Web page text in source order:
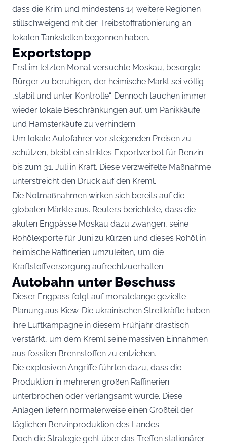
dass die Krim und mindestens 14 weitere Regionen
stillschweigend mit der Treibstoffrationierung an
lokalen Tankstellen begonnen haben.
Exportstopp
Erst im letzten Monat versuchte Moskau, besorgte
Bürger zu beruhigen, der heimische Markt sei völlig
„stabil und unter Kontrolle“. Dennoch tauchen immer
wieder lokale Beschränkungen auf, um Panikkäufe
und Hamsterkäufe zu verhindern.
Um lokale Autofahrer vor steigenden Preisen zu
schützen, bleibt ein striktes Exportverbot für Benzin
bis zum 31. Juli in Kraft. Diese verzweifelte Maßnahme
unterstreicht den Druck auf den Kreml.
Die Notmaßnahmen wirken sich bereits auf die
globalen Märkte aus. Reuters berichtete, dass die
akuten Engpässe Moskau dazu zwangen, seine
Rohölexporte für Juni zu kürzen und dieses Rohöl in
heimische Raffinerien umzuleiten, um die
Kraftstoffversorgung aufrechtzuerhalten.
Autobahn unter Beschuss
Dieser Engpass folgt auf monatelange gezielte
Planung aus Kiew. Die ukrainischen Streitkräfte haben
ihre Luftkampagne in diesem Frühjahr drastisch
verstärkt, um dem Kreml seine massiven Einnahmen
aus fossilen Brennstoffen zu entziehen.
Die explosiven Angriffe führten dazu, dass die
Produktion in mehreren großen Raffinerien
unterbrochen oder verlangsamt wurde. Diese
Anlagen liefern normalerweise einen Großteil der
täglichen Benzinproduktion des Landes.
Doch die Strategie geht über das Treffen stationärer